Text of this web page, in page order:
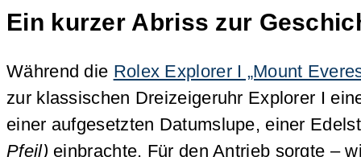
Ein kurzer Abriss zur
Während die Rolex Explorer I „Mount
zur klassischen Dreizeigeruhr Explorer I
einer aufgesetzten Datumslupe, einer
Pfeil) einbrachte. Für den Antrieb sorgte –